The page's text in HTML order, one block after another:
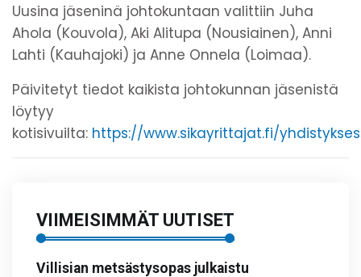
Uusina jäseninä johtokuntaan valittiin Juha
Ahola (Kouvola), Aki Alitupa (Nousiainen), Anni
Lahti (Kauhajoki) ja Anne Onnela (Loimaa).
Päivitetyt tiedot kaikista johtokunnan jäsenistä
löytyy
kotisivuilta: https://www.sikayrittajat.fi/
VIIMEISIMMÄT UUTISET
Villisian metsästysopas julkaistu